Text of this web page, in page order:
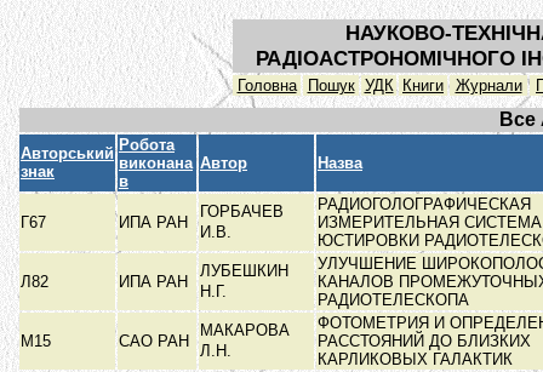
НАУКОВО-
РАДІОАСТРОНОМІЧНОГО
Головна Пошук УДК Книги Журнали
Все
Авторський
знак
Робота
виконана
в
Автор Назва
Г67 ИПА РАН
ГОРБАЧЕВ
И.В.
РАДИОГОЛОГРАФИЧЕСКАЯ
ИЗМЕРИТЕЛЬНАЯ
ЮСТИРОВКИ
Л82 ИПА РАН
ЛУБЕШКИН
Н.Г.
УЛУЧШЕНИЕ
КАНАЛОВ
РАДИОТЕЛЕСКОПА
М15 САО РАН
МАКАРОВА
Л.Н.
ФОТОМЕТРИЯ И
РАССТОЯНИЙ ДО БЛИЗКИХ
КАРЛИКОВЫХ ГАЛАКТИК